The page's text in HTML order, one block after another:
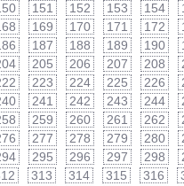
151 152 153 154
169 170 171 172
187 188 189 190
205 206 207 208
223 224 225 226
241 242 243 244
259 260 261 262
277 278 279 280
295 296 297 298
313 314 315 316